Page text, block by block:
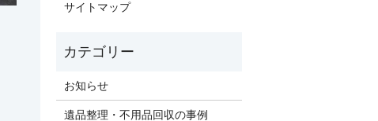
サイトマップ
お知らせ
遺品整理・不用品回収の事例